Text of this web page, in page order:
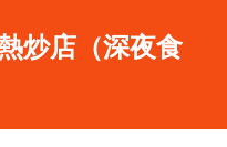
炒店（深夜食